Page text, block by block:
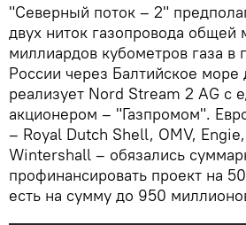
"Северный поток – 2"
двух ниток газопровода
миллиардов кубометров газа в
России через Балтийское море
реализует Nord Stream 2 AG с
акционером – "Газпромом".
– Royal Dutch Shell, OMV,
Wintershall – обязались
профинансировать проект на
есть на сумму до 950